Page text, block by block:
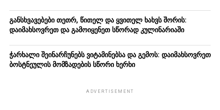
განსხვავებები თეთრ, წითელ და ყვითელ ხახვს შორის:
დაიმახსოვრეთ და გამოიყენეთ სწორად კულინარიაში
ჭარხალი შეინარჩუნებს ვიტამინებსა და გემოს: დაიმახსოვრეთ
ბოსტნეულის მომზადების სწორი ხერხი
ADVERTISEMENT